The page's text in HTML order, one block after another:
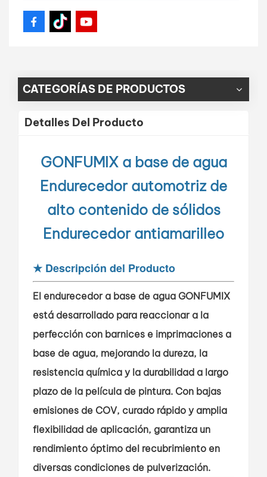
CATEGORÍAS DE PRODUCTOS
Detalles Del Producto
GONFUMIX a base de agua
Endurecedor automotriz de
alto contenido de sólidos
Endurecedor antiamarilleo
★ Descripción del Producto
El endurecedor a base de agua GONFUMIX
está desarrollado para reaccionar a la
perfección con barnices e imprimaciones a
base de agua, mejorando la dureza, la
resistencia química y la durabilidad a largo
plazo de la película de pintura. Con bajas
emisiones de COV, curado rápido y amplia
flexibilidad de aplicación, garantiza un
rendimiento óptimo del recubrimiento en
diversas condiciones de pulverización.